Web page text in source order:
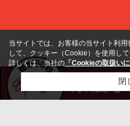
当サイトでは、お客様の当サイト利
して、クッキー（Cookie）を使用して
詳しくは、当社の 「Cookieの取扱い
閉